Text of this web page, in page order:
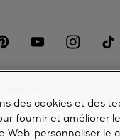
des cookies et des
fournir et améliorer
Web, personnaliser le